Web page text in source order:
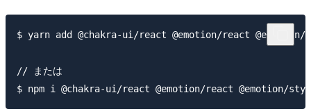
$ yarn add @chakra-ui/react @emotion/react
// または